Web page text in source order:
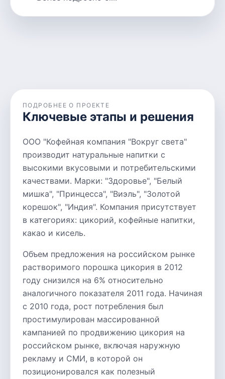
ПОДРОБНЕЕ О ПРОЕКТЕ
Ключевые этапы и решения
ООО "Кофейная компания "Вокруг света"
производит натуральные напитки с
высокими вкусовыми и потребительскими
качествами. Марки: "Здоровье", "Белый
мишка", "Принцесса", "Виэль", "Золотой
корешок", "Индия". Компания присутствует
в категориях: цикорий, кофейные напитки,
какао и кисель.
Объем предложения на российском рынке
растворимого порошка цикория в 2012
году снизился на 6% относительно
аналогичного показателя 2011 года. Начиная
с 2010 года, рост потребления был
простимулирован массированной
кампанией по продвижению цикория на
российском рынке, включая наружную
рекламу и СМИ, в которой он
позиционировался как полезный